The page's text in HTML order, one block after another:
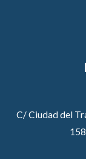
C/ Ciudad del